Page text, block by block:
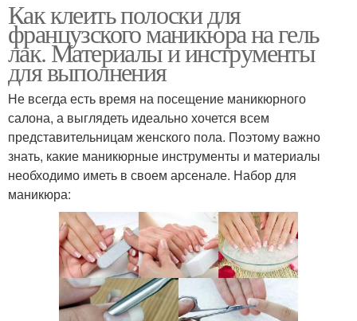
Как клеить полоски для
французского маникюра на гель
лак. Материалы и инструменты
для выполнения
Не всегда есть время на посещение маникюрного
салона, а выглядеть идеально хочется всем
представительницам женского пола. Поэтому важно
знать, какие маникюрные инструменты и материалы
необходимо иметь в своем арсенале. Набор для
маникюра: